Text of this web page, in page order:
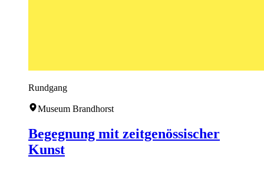
Rundgang
Museum Brandhorst
Begegnung mit zeitgenössischer
Kunst